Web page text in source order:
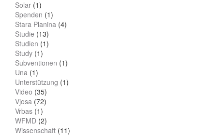
Solar (1)
Spenden (1)
Stara Planina (4)
Studie (13)
Studien (1)
Study (1)
Subventionen (1)
Una (1)
Unterstützung (1)
Video (35)
Vjosa (72)
Vrbas (1)
WFMD (2)
Wissenschaft (11)